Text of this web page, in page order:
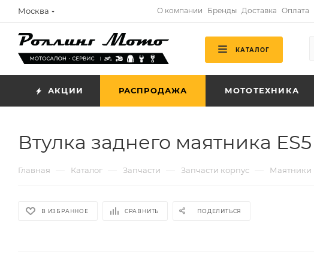
Москва О компании Бренды Доставка Оплата
КАТАЛОГ
АКЦИИ РАСПРОДАЖА МОТОТЕХНИКА
Втулка заднего маятника ES5
Главная — Каталог — Запчасти — Запчасти корпус — Маятники
В ИЗБРАННОЕ СРАВНИТЬ ПОДЕЛИТЬСЯ